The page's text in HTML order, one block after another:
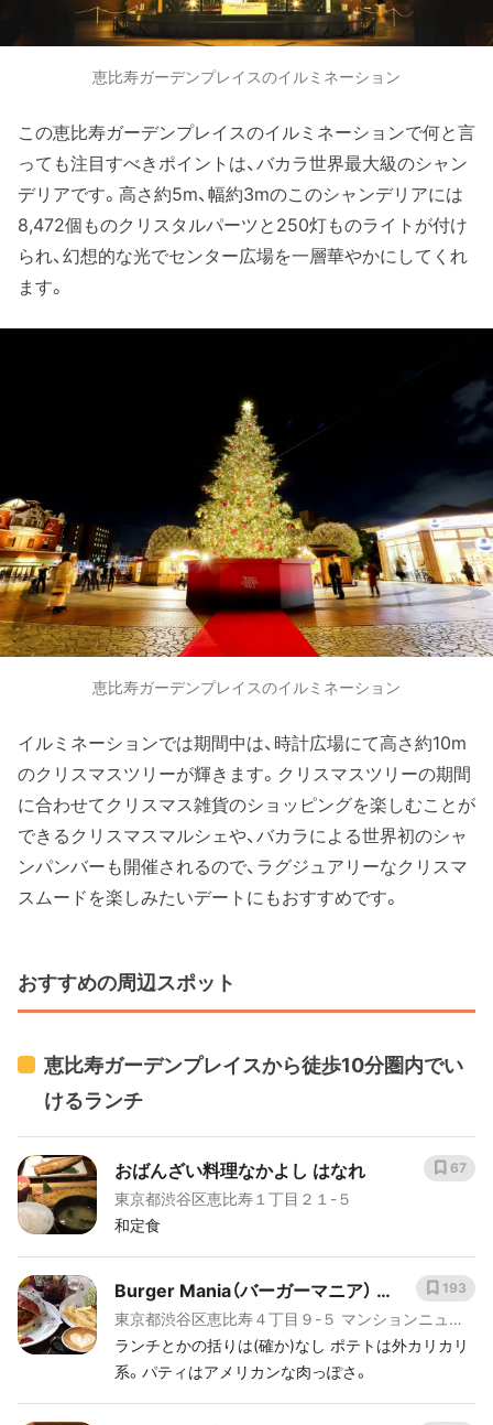
恵比寿ガーデンプレイスのイルミネーション
この恵比寿ガーデンプレイスのイルミネーションで何と言
っても注目すべきポイントは、バカラ世界最大級のシャン
デリアです。高さ約5m、幅約3mのこのシャンデリアには
8,472個ものクリスタルパーツと250灯ものライトが付け
られ、幻想的な光でセンター広場を一層華やかにしてくれ
ます。
恵比寿ガーデンプレイスのイルミネーション
イルミネーションでは期間中は、時計広場にて高さ約10m
のクリスマスツリーが輝きます。クリスマスツリーの期間
に合わせてクリスマス雑貨のショッピングを楽しむことが
できるクリスマスマルシェや、バカラによる世界初のシャ
ンパンバーも開催されるので、ラグジュアリーなクリスマ
スムードを楽しみたいデートにもおすすめです。
おすすめの周辺スポット
恵比寿ガーデンプレイスから徒歩10分圏内でい
けるランチ
おばんざい料理なかよし はなれ
東京都渋谷区恵比寿１丁目２１-５
和定食
67
Burger Mania（バーガーマニア） 恵
比寿店
東京都渋谷区恵比寿４丁目９-５ マンションニュー
恵比寿
ランチとかの括りは(確か)なし ポテトは外カリカリ
系。パティはアメリカンな肉っぽさ。
193